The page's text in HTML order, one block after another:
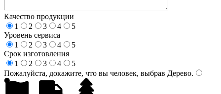
Качество продукции
1
2 3 4
5
Уровень сервиса
1
2 3 4
5
Срок изготовления
1
2 3 4
5
Пожалуйста, докажите, что вы человек, выбрав Дерево.